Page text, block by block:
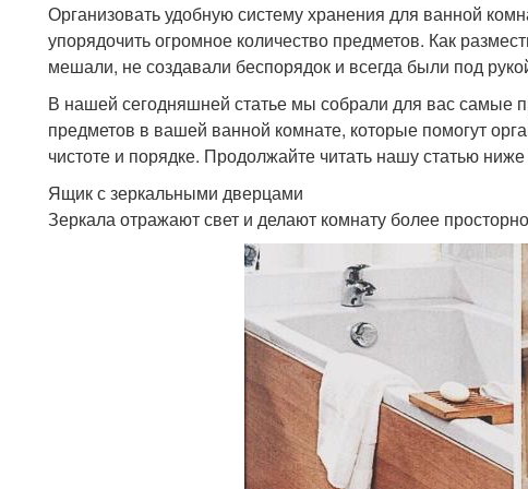
Организовать удобную систему хранения для ванной
упорядочить огромное количество предметов. Как
мешали, не создавали беспорядок и всегда были под
В нашей сегодняшней статье мы собрали для вас самые
предметов в вашей ванной комнате, которые помогут
чистоте и порядке. Продолжайте читать нашу статью
Ящик с зеркальными дверцами
Зеркала отражают свет и делают комнату более